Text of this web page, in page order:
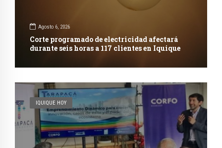
Agosto 6, 2026
Corte programado de electricidad afectará
durante seis horas a 117 clientes en Iquique
IQUIQUE HOY